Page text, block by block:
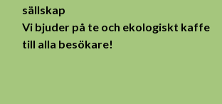
sällskap
Vi bjuder på te och ekologiskt kaffe
till alla besökare!